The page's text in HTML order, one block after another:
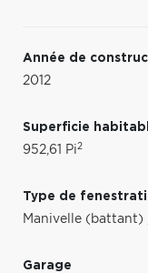
Année de
2012
Superficie
952,61 Pi2
Type de
Manivelle (battant)
Garage